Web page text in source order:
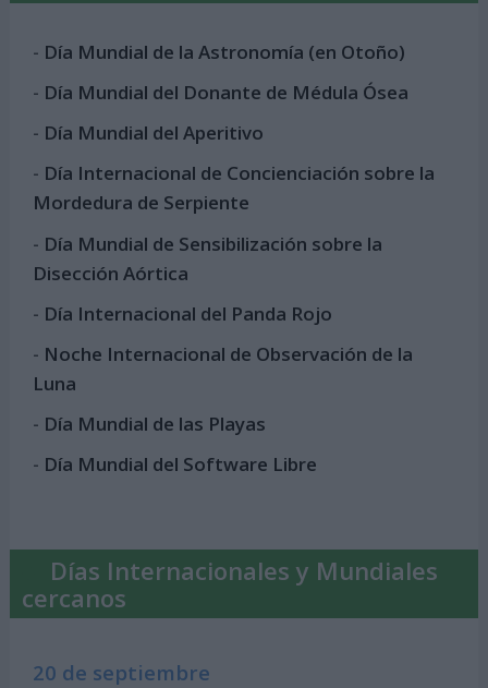
- Día Mundial de la Astronomía (en Otoño)
- Día Mundial del Donante de Médula Ósea
- Día Mundial del Aperitivo
- Día Internacional de Concienciación sobre la
Mordedura de Serpiente
- Día Mundial de Sensibilización sobre la
Disección Aórtica
- Día Internacional del Panda Rojo
- Noche Internacional de Observación de la
Luna
- Día Mundial de las Playas
- Día Mundial del Software Libre
Días Internacionales y Mundiales
cercanos
20 de septiembre